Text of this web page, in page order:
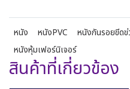
หนัง หนังPVC หนังกันรอยขีดข่
หนังหุ้มเฟอร์นิเจอร์
สินค้าที่เกี่ยวข้อง